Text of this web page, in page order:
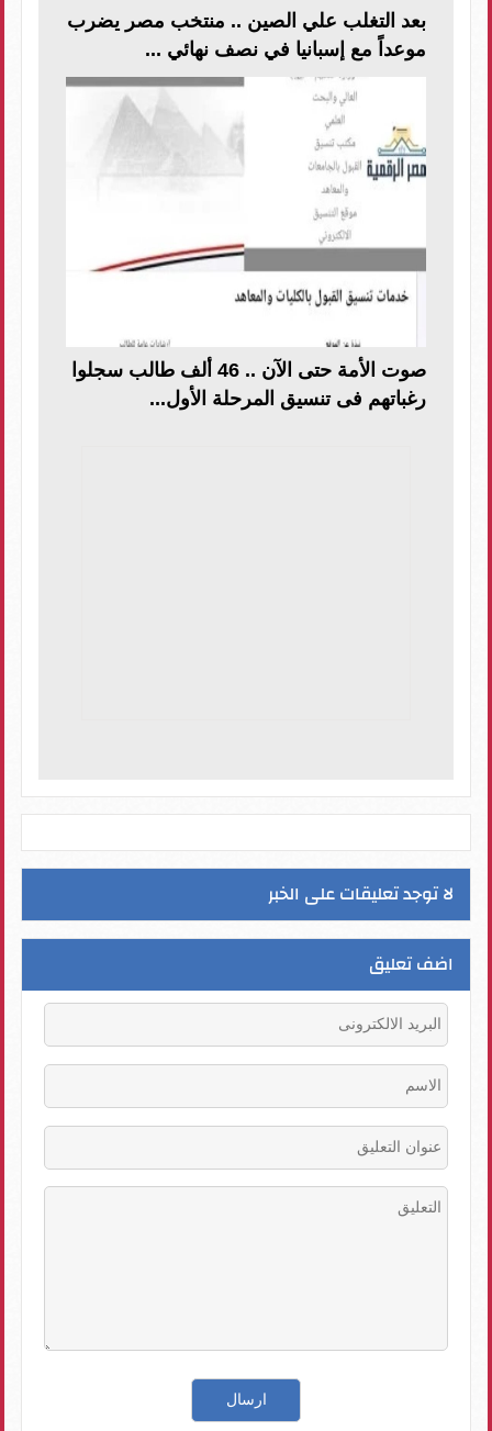
بعد التغلب علي الصين .. منتخب مصر يضرب
موعداً مع إسبانيا في نصف نهائي ...
صوت الأمة حتى الآن .. 46 ألف طالب سجلوا
رغباتهم فى تنسيق المرحلة الأول...
لا توجد تعليقات على الخبر
اضف تعليق